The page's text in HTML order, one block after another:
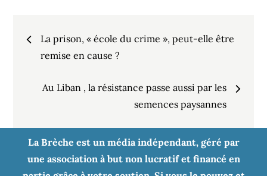
Navigation
l’article
La prison, « école du crime », peut-elle être
remise en cause ?
Au Liban , la résistance passe aussi par les
semences paysannes
La Brèche est un média indépendant, géré par
une association à but non lucratif et financé en